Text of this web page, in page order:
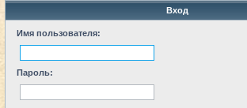
Вход
Имя пользователя:
Пароль: